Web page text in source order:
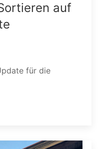
auf
für die